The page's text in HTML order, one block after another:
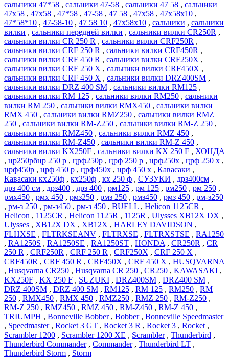
сальники 47*58 , сальники 47-58 , сальники 47 58 , сальники
47х58 , 47x58 , 47*58 , 47-58 , 47 58 , 47х58 , 47x58x10 ,
47*58*10 , 47-58-10 , 47 58 10 , 47х58х10 , сальники , сальники
вилки , сальники передней вилки , сальники вилки CR250R ,
сальники вилки CR 250 R , сальники вилки CRF250R ,
сальники вилки CRF 250 R , сальники вилки CRF450R ,
сальники вилки CRF 450 R , сальники вилки CRF250X ,
сальники вилки CRF 250 X , сальники вилки CRF450X ,
сальники вилки CRF 450 X , сальники вилки DRZ400SM ,
сальники вилки DRZ 400 SM , сальники вилки RM125 ,
сальники вилки RM 125 , сальники вилки RM250 , сальники
вилки RM 250 , сальники вилки RMX450 , сальники вилки
RMX 450 , сальники вилки RMZ250 , сальники вилки RMZ
250 , сальники вилки RM-Z250 , сальники вилки RM-Z 250 ,
сальники вилки RMZ450 , сальники вилки RMZ 450 ,
сальники вилки RM-Z450 , сальники вилки RM-Z 450 ,
сальники вилки KX250F , сальники вилки KX 250 F , ХОНДА
, цр250рбцр 250 р , црф250р , црф 250 р , црф250х , црф 250 х ,
црф450р , црф 450 р , црф450х , црф 450 х , Кавасаки ,
Кавасаки кх250ф , кх250ф , кх 250 ф , СУЗУКИ , дрз400см ,
дрз 400 см , дрз400 , дрз 400 , рм125 , рм 125 , рм250 , рм 250 ,
рмх450 , рмх 450 , рмз250 , рмз 250 , рмз450 , рмз 450 , рм-з250
, рм-з 250 , рм-з450 , рм-з 450 , BUELL , Helicon 1125CR ,
Helicon , 1125CR , Helicon 1125R , 1125R , Ulysses XB12X DX ,
Ulysses , XB12X DX , XB12X , HARLEY DAVIDSON ,
FLHXSE , FLTRKSEANV , FLTRXSE , FLTRXSTSE , RA1250
, RA1250S , RA1250SE , RA1250ST , HONDA , CR250R , CR
250 R , CRF250R , CRF 250 R , CRF250X , CRF 250 X ,
CRF450R , CRF 450 R , CRF450X , CRF 450 X , HUSQVARNA
, Husqvarna CR250 , Husqvarna CR 250 , CR250 , KAWASAKI ,
KX250F , KX 250 F , SUZUKI , DRZ400SM , DRZ400 SM ,
DRZ 400SM , DRZ 400 SM , RM125 , RM 125 , RM250 , RM
250 , RMX450 , RMX 450 , RMZ250 , RMZ 250 , RM-Z250 ,
RM-Z 250 , RMZ450 , RMZ 450 , RM-Z450 , RM-Z 450 ,
TRIUMPH , Bonneville Bobber, Bobber, Bonneville Speedmaster
, Speedmaster, Rocket 3 GT , Rocket 3 R , Rocket 3 , Rocket ,
Scrambler 1200 , Scrambler 1200 XE , Scrambler, Thunderbird ,
Thunderbird Commander, Commander, Thunderbird LT ,
Thunderbird Storm , Storm